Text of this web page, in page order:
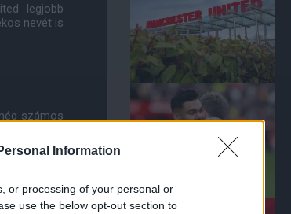
Information
or processing of your personal or
use the below opt-out section to
legjobb
nevét is
számos
Ezért is